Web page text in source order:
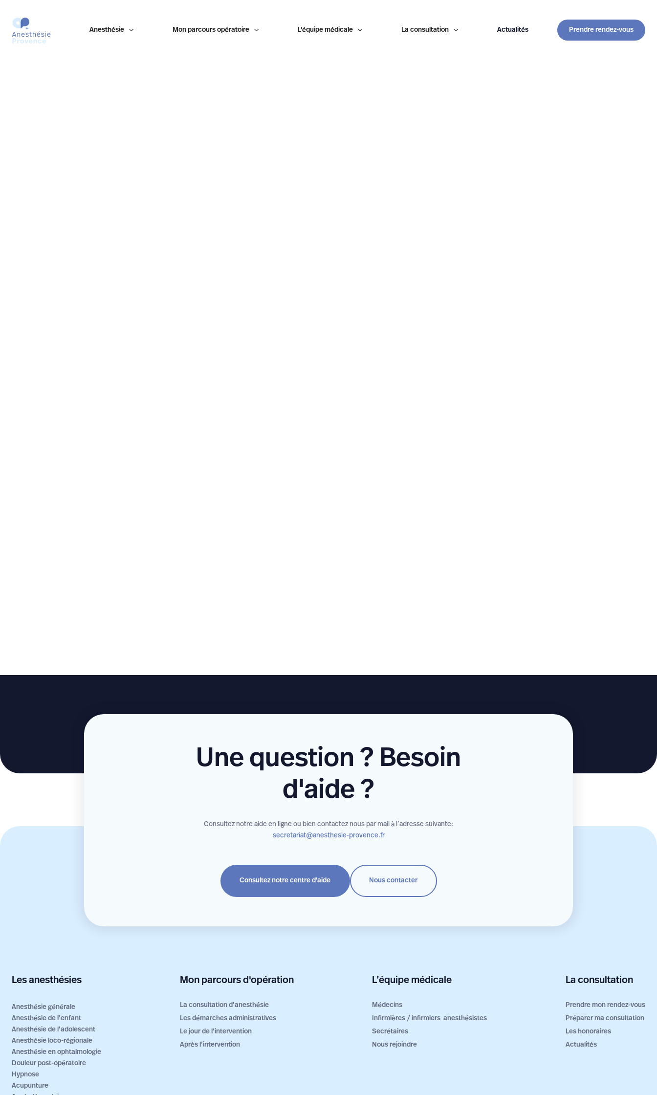
Anesthésie  Mon parcours opératoire  L'équipe médicale  La consultation  Actualités Prendre rendez-vous
Une question ? Besoin
d'aide ?
Consultez notre aide en ligne ou bien contactez nous par mail à l’adresse suivante:
secretariat@anesthesie-provence.fr
Consultez notre centre d'aide Nous contacter
Les anesthésies
Anesthésie générale
Anesthésie de l’enfant
Anesthésie de l’adolescent
Anesthésie loco-régionale
Anesthésie en ophtalmologie
Douleur post-opératoire
Hypnose
Acupunture
Mon parcours d'opération
La consultation d’anesthésie
Les démarches administratives
Le jour de l’intervention
Après l’intervention
L’équipe médicale
Médecins
Infirmières / infirmiers anesthésistes
Secrétaires
Nous rejoindre
La consultation
Prendre mon rendez-vous
Préparer ma consultation
Les honoraires
Actualités